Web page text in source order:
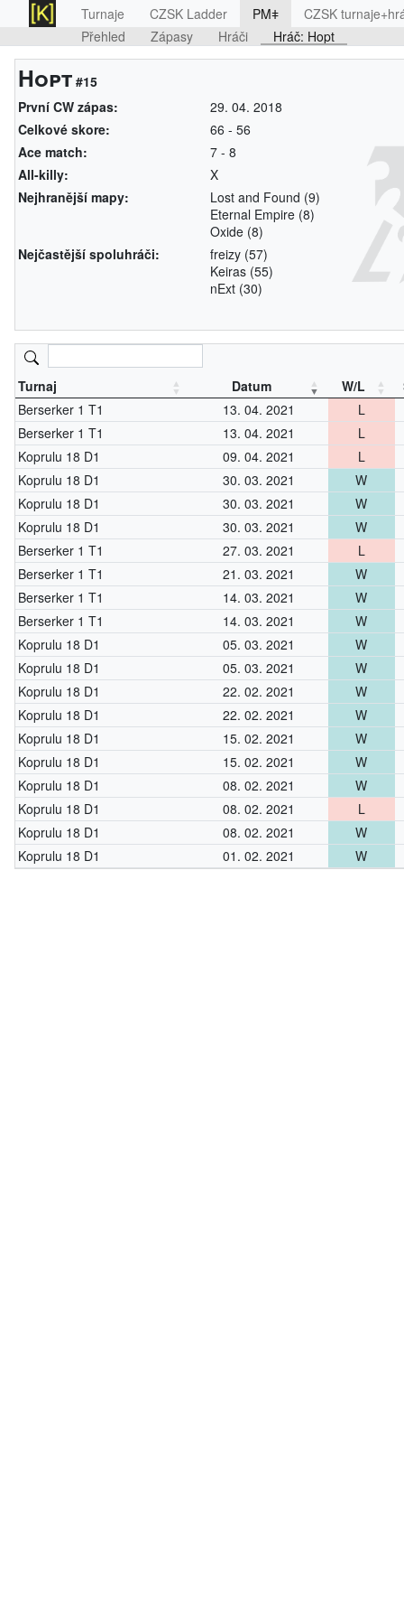
Turnaje CZSK Ladder PMǂ
CZSK
Přehled
Zápasy Hráči Hráč: Hopt
Hopt #15
První CW zápas:
29. 04. 2018
Celkové skore:
66 - 56
Ace match:
7 - 8
All-killy:
X
Nejhranější mapy:
Lost and Found (9)
Eternal Empire (8)
Oxide (8)
Nejčastější spoluhráči:
freizy (57)
Keiras (55)
nExt (30)
Turnaj Datum W/L
Berserker 1 T1
13. 04. 2021
L
Berserker 1 T1
13. 04. 2021
L
Koprulu 18 D1
09. 04. 2021
L
Koprulu 18 D1
30. 03. 2021
W
Koprulu 18 D1
30. 03. 2021
W
Koprulu 18 D1
30. 03. 2021
W
Berserker 1 T1
27. 03. 2021
L
Berserker 1 T1
21. 03. 2021
W
Berserker 1 T1
14. 03. 2021
W
Berserker 1 T1
14. 03. 2021
W
Koprulu 18 D1
05. 03. 2021
W
Koprulu 18 D1
05. 03. 2021
W
Koprulu 18 D1
22. 02. 2021
W
Koprulu 18 D1
22. 02. 2021
W
Koprulu 18 D1
15. 02. 2021
W
Koprulu 18 D1
15. 02. 2021
W
Koprulu 18 D1
08. 02. 2021
W
Koprulu 18 D1
08. 02. 2021
L
Koprulu 18 D1
08. 02. 2021
W
Koprulu 18 D1
01. 02. 2021 W